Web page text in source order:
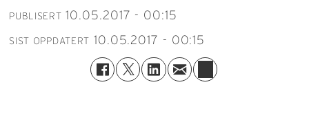
PUBLISERT 10.05.2017 - 00:15
SIST OPPDATERT 10.05.2017 - 00:15